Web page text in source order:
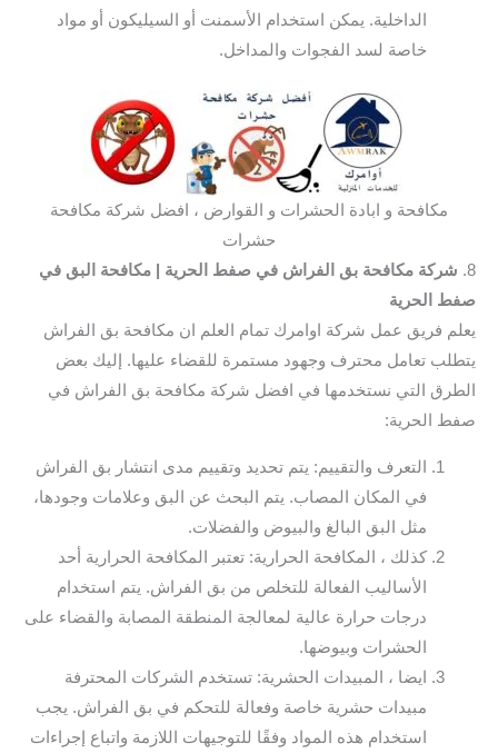
الداخلية. يمكن استخدام الأسمنت أو السيليكون أو مواد
خاصة لسد الفجوات والمداخل.
مكافحة و ابادة الحشرات و القوارض ، افضل شركة مكافحة
حشرات
8. شركة مكافحة بق الفراش في صفط الحرية
| مكافحة البق في
صفط الحرية
يعلم فريق عمل شركة اوامرك تمام العلم ان مكافحة بق الفراش
يتطلب تعامل محترف وجهود مستمرة للقضاء عليها. إليك بعض
الطرق التي نستخدمها في افضل شركة مكافحة بق الفراش في
صفط الحرية:
التعرف والتقييم: يتم تحديد وتقييم مدى انتشار بق الفراش
في المكان المصاب. يتم البحث عن البق وعلامات وجودها،
مثل البق البالغ والبيوض والفضلات.
كذلك ، المكافحة الحرارية: تعتبر المكافحة الحرارية أحد
الأساليب الفعالة للتخلص من بق الفراش. يتم استخدام
درجات حرارة عالية لمعالجة المنطقة المصابة والقضاء على
الحشرات وبيوضها.
ايضا ، المبيدات الحشرية: تستخدم الشركات المحترفة
مبيدات حشرية خاصة وفعالة للتحكم في بق الفراش. يجب
استخدام هذه المواد وفقًا للتوجيهات اللازمة واتباع إجراءات